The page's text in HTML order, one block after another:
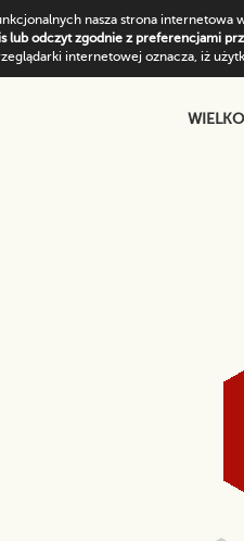
nasza strona
lub odczyt zgodnie z preferencjami
internetowej oznacza, iż